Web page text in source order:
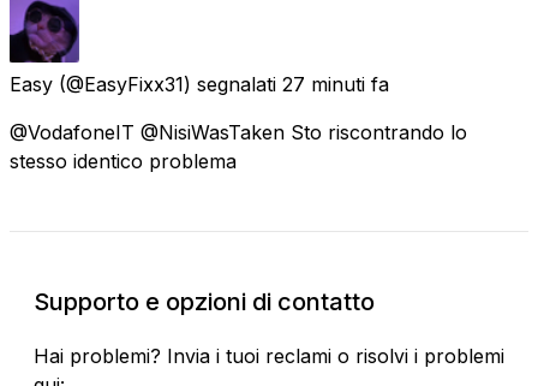
Easy (@EasyFixx31) segnalati 27 minuti fa
@VodafoneIT @NisiWasTaken Sto riscontrando lo
stesso identico problema
Supporto e opzioni di contatto
Hai problemi? Invia i tuoi reclami o risolvi i problemi